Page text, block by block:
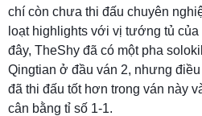
chí còn chưa thi đấu chuyên
loạt highlights với vị tướng tủ
đây, TheShy đã có một pha
Qingtian ở đầu ván 2, nhưng
đã thi đấu tốt hơn trong ván này
cân bằng tỉ số 1-1.